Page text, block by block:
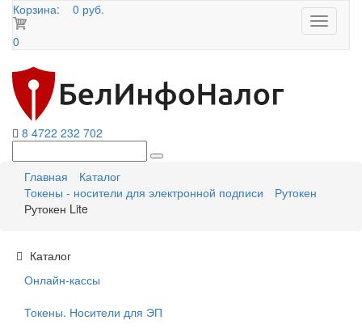
Toggle
Корзина:
0 руб.
0
8 4722 232 702
Главная
Каталог
Токены - носители для электронной подписи
Рутокен
Рутокен Lite
Каталог
Онлайн-кассы
Токены. Носители для ЭП